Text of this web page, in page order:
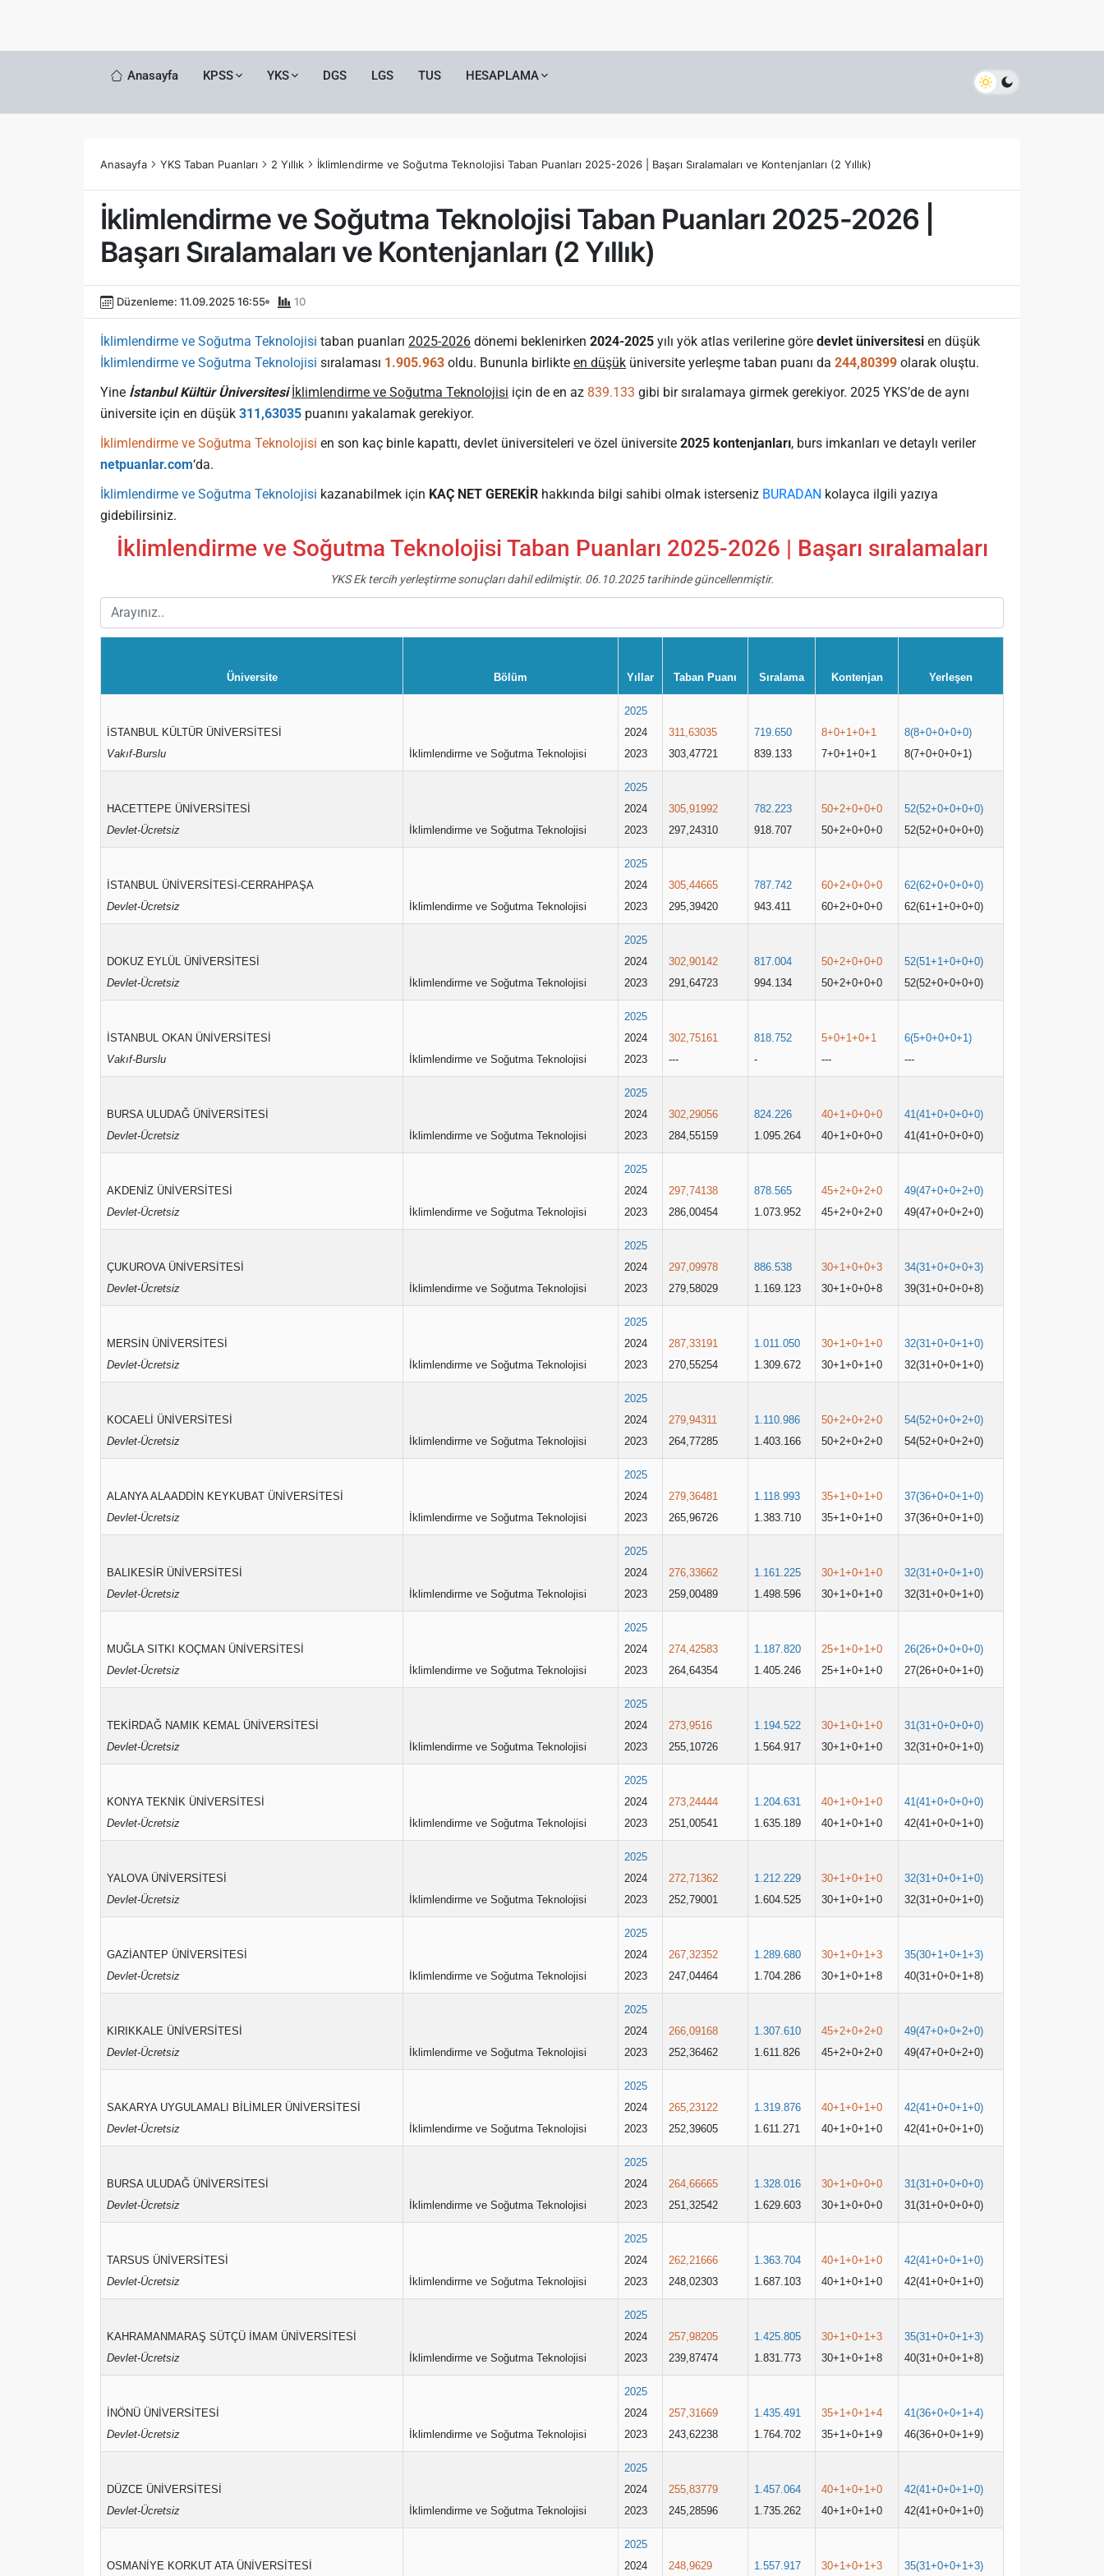
Anasayfa KPSS YKS DGS LGS TUS HESAPLAMA
Anasayfa YKS Taban Puanları 2 Yıllık İklimlendirme ve Soğutma Teknolojisi Taban Puanları 2025-2026 | Başarı Sıralamaları ve Kontenjanları (2 Yıllık)
İklimlendirme ve Soğutma Teknolojisi Taban Puanları 2025-2026 |
Başarı Sıralamaları ve Kontenjanları (2 Yıllık)
Düzenleme: 11.09.2025 16:55 10
İklimlendirme ve Soğutma Teknolojisi taban puanları 2025-2026 dönemi beklenirken 2024-2025 yılı yök atlas verilerine göre devlet üniversitesi en düşük
İklimlendirme ve Soğutma Teknolojisi sıralaması 1.905.963 oldu. Bununla birlikte en düşük üniversite yerleşme taban puanı da 244,80399 olarak oluştu.
Yine İstanbul Kültür Üniversitesi İklimlendirme ve Soğutma Teknolojisi için de en az 839.133 gibi bir sıralamaya girmek gerekiyor. 2025 YKS’de de aynı
üniversite için en düşük 311,63035 puanını yakalamak gerekiyor.
İklimlendirme ve Soğutma Teknolojisi en son kaç binle kapattı, devlet üniversiteleri ve özel üniversite 2025 kontenjanları, burs imkanları ve detaylı veriler
netpuanlar.com‘da.
İklimlendirme ve Soğutma Teknolojisi kazanabilmek için KAÇ NET GEREKİR hakkında bilgi sahibi olmak isterseniz BURADAN kolayca ilgili yazıya
gidebilirsiniz.
İklimlendirme ve Soğutma Teknolojisi Taban Puanları 2025-2026 | Başarı sıralamaları
YKS Ek tercih yerleştirme sonuçları dahil edilmiştir. 06.10.2025 tarihinde güncellenmiştir.
Üniversite Bölüm Yıllar Taban Puanı Sıralama Kontenjan Yerleşen
İSTANBUL KÜLTÜR ÜNİVERSİTESİ
Vakıf-Burslu
İklimlendirme ve Soğutma Teknolojisi
2025
2024
2023
311,63035
303,47721
719.650
839.133
8+0+1+0+1
7+0+1+0+1
8(8+0+0+0+0)
8(7+0+0+0+1)
HACETTEPE ÜNİVERSİTESİ
Devlet-Ücretsiz
İklimlendirme ve Soğutma Teknolojisi
2025
2024
2023
305,91992
297,24310
782.223
918.707
50+2+0+0+0
50+2+0+0+0
52(52+0+0+0+0)
52(52+0+0+0+0)
İSTANBUL ÜNİVERSİTESİ-CERRAHPAŞA
Devlet-Ücretsiz
İklimlendirme ve Soğutma Teknolojisi
2025
2024
2023
305,44665
295,39420
787.742
943.411
60+2+0+0+0
60+2+0+0+0
62(62+0+0+0+0)
62(61+1+0+0+0)
DOKUZ EYLÜL ÜNİVERSİTESİ
Devlet-Ücretsiz
İklimlendirme ve Soğutma Teknolojisi
2025
2024
2023
302,90142
291,64723
817.004
994.134
50+2+0+0+0
50+2+0+0+0
52(51+1+0+0+0)
52(52+0+0+0+0)
İSTANBUL OKAN ÜNİVERSİTESİ
Vakıf-Burslu
İklimlendirme ve Soğutma Teknolojisi
2025
2024
2023
302,75161
---
818.752
-
5+0+1+0+1
---
6(5+0+0+0+1)
---
BURSA ULUDAĞ ÜNİVERSİTESİ
Devlet-Ücretsiz
İklimlendirme ve Soğutma Teknolojisi
2025
2024
2023
302,29056
284,55159
824.226
1.095.264
40+1+0+0+0
40+1+0+0+0
41(41+0+0+0+0)
41(41+0+0+0+0)
AKDENİZ ÜNİVERSİTESİ
Devlet-Ücretsiz
İklimlendirme ve Soğutma Teknolojisi
2025
2024
2023
297,74138
286,00454
878.565
1.073.952
45+2+0+2+0
45+2+0+2+0
49(47+0+0+2+0)
49(47+0+0+2+0)
ÇUKUROVA ÜNİVERSİTESİ
Devlet-Ücretsiz
İklimlendirme ve Soğutma Teknolojisi
2025
2024
2023
297,09978
279,58029
886.538
1.169.123
30+1+0+0+3
30+1+0+0+8
34(31+0+0+0+3)
39(31+0+0+0+8)
MERSİN ÜNİVERSİTESİ
Devlet-Ücretsiz
İklimlendirme ve Soğutma Teknolojisi
2025
2024
2023
287,33191
270,55254
1.011.050
1.309.672
30+1+0+1+0
30+1+0+1+0
32(31+0+0+1+0)
32(31+0+0+1+0)
KOCAELİ ÜNİVERSİTESİ
Devlet-Ücretsiz
İklimlendirme ve Soğutma Teknolojisi
2025
2024
2023
279,94311
264,77285
1.110.986
1.403.166
50+2+0+2+0
50+2+0+2+0
54(52+0+0+2+0)
54(52+0+0+2+0)
ALANYA ALAADDİN KEYKUBAT ÜNİVERSİTESİ
Devlet-Ücretsiz
İklimlendirme ve Soğutma Teknolojisi
2025
2024
2023
279,36481
265,96726
1.118.993
1.383.710
35+1+0+1+0
35+1+0+1+0
37(36+0+0+1+0)
37(36+0+0+1+0)
BALIKESİR ÜNİVERSİTESİ
Devlet-Ücretsiz
İklimlendirme ve Soğutma Teknolojisi
2025
2024
2023
276,33662
259,00489
1.161.225
1.498.596
30+1+0+1+0
30+1+0+1+0
32(31+0+0+1+0)
32(31+0+0+1+0)
MUĞLA SITKI KOÇMAN ÜNİVERSİTESİ
Devlet-Ücretsiz
İklimlendirme ve Soğutma Teknolojisi
2025
2024
2023
274,42583
264,64354
1.187.820
1.405.246
25+1+0+1+0
25+1+0+1+0
26(26+0+0+0+0)
27(26+0+0+1+0)
TEKİRDAĞ NAMIK KEMAL ÜNİVERSİTESİ
Devlet-Ücretsiz
İklimlendirme ve Soğutma Teknolojisi
2025
2024
2023
273,9516
255,10726
1.194.522
1.564.917
30+1+0+1+0
30+1+0+1+0
31(31+0+0+0+0)
32(31+0+0+1+0)
KONYA TEKNİK ÜNİVERSİTESİ
Devlet-Ücretsiz
İklimlendirme ve Soğutma Teknolojisi
2025
2024
2023
273,24444
251,00541
1.204.631
1.635.189
40+1+0+1+0
40+1+0+1+0
41(41+0+0+0+0)
42(41+0+0+1+0)
YALOVA ÜNİVERSİTESİ
Devlet-Ücretsiz
İklimlendirme ve Soğutma Teknolojisi
2025
2024
2023
272,71362
252,79001
1.212.229
1.604.525
30+1+0+1+0
30+1+0+1+0
32(31+0+0+1+0)
32(31+0+0+1+0)
GAZİANTEP ÜNİVERSİTESİ
Devlet-Ücretsiz
İklimlendirme ve Soğutma Teknolojisi
2025
2024
2023
267,32352
247,04464
1.289.680
1.704.286
30+1+0+1+3
30+1+0+1+8
35(30+1+0+1+3)
40(31+0+0+1+8)
KIRIKKALE ÜNİVERSİTESİ
Devlet-Ücretsiz
İklimlendirme ve Soğutma Teknolojisi
2025
2024
2023
266,09168
252,36462
1.307.610
1.611.826
45+2+0+2+0
45+2+0+2+0
49(47+0+0+2+0)
49(47+0+0+2+0)
SAKARYA UYGULAMALI BİLİMLER ÜNİVERSİTESİ
Devlet-Ücretsiz
İklimlendirme ve Soğutma Teknolojisi
2025
2024
2023
265,23122
252,39605
1.319.876
1.611.271
40+1+0+1+0
40+1+0+1+0
42(41+0+0+1+0)
42(41+0+0+1+0)
BURSA ULUDAĞ ÜNİVERSİTESİ
Devlet-Ücretsiz
İklimlendirme ve Soğutma Teknolojisi
2025
2024
2023
264,66665
251,32542
1.328.016
1.629.603
30+1+0+0+0
30+1+0+0+0
31(31+0+0+0+0)
31(31+0+0+0+0)
TARSUS ÜNİVERSİTESİ
Devlet-Ücretsiz
İklimlendirme ve Soğutma Teknolojisi
2025
2024
2023
262,21666
248,02303
1.363.704
1.687.103
40+1+0+1+0
40+1+0+1+0
42(41+0+0+1+0)
42(41+0+0+1+0)
KAHRAMANMARAŞ SÜTÇÜ İMAM ÜNİVERSİTESİ
Devlet-Ücretsiz
İklimlendirme ve Soğutma Teknolojisi
2025
2024
2023
257,98205
239,87474
1.425.805
1.831.773
30+1+0+1+3
30+1+0+1+8
35(31+0+0+1+3)
40(31+0+0+1+8)
İNÖNÜ ÜNİVERSİTESİ
Devlet-Ücretsiz
İklimlendirme ve Soğutma Teknolojisi
2025
2024
2023
257,31669
243,62238
1.435.491
1.764.702
35+1+0+1+4
35+1+0+1+9
41(36+0+0+1+4)
46(36+0+0+1+9)
DÜZCE ÜNİVERSİTESİ
Devlet-Ücretsiz
İklimlendirme ve Soğutma Teknolojisi
2025
2024
2023
255,83779
245,28596
1.457.064
1.735.262
40+1+0+1+0
40+1+0+1+0
42(41+0+0+1+0)
42(41+0+0+1+0)
OSMANİYE KORKUT ATA ÜNİVERSİTESİ
2025
2024
248,9629 1.557.917 30+1+0+1+3 35(31+0+0+1+3)